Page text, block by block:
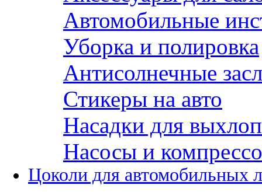
Автомобильные
Уборка и полировка
Антисолнечные
Стикеры на авто
Насадки для
Насосы и
Цоколи для автомобильных